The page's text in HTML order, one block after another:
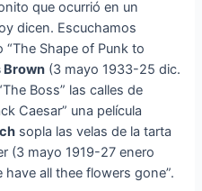
que ocurrió en un
dicen. Escuchamos
“The Shape of Punk to
Brown (3 mayo 1933-25 dic.
Boss” las calles de
Caesar” una película
sopla las velas de la tarta
(3 mayo 1919-27 enero
all thee flowers gone”.